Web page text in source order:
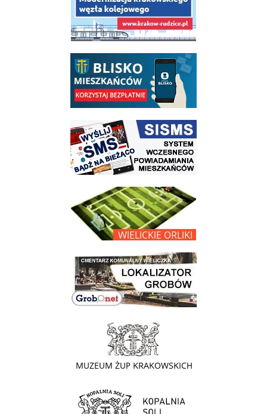
link do opisu aplikacji - BLISKO, Gmina Wieliczka w aplikacji Blisko
link do strony systemu wczesnego ostrzegania mieszkańców SISMS
link do opisu projektu Wielickie Orliki
link do lokalizatora grobów na wielickim cmentarzu - grobnet
link do strony - Muzeum Żup Krakowskich Wieliczka
link do strony Kopalni Soli Wieliczka